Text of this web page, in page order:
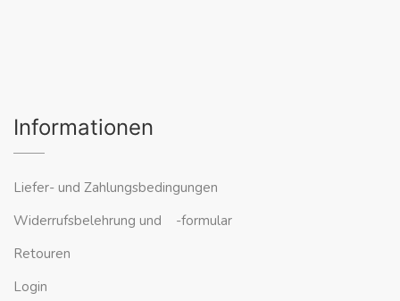
Informationen
Liefer- und Zahlungsbedingungen
Widerrufsbelehrung und -formular
Retouren
Login